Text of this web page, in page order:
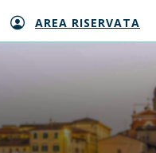
AREA RISERVATA